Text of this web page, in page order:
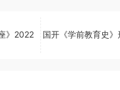
》2022
国开《学前教育史》